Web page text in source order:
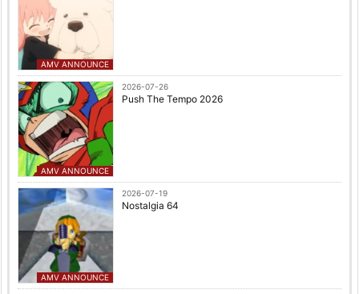
AMV ANNOUNCE
AMV ANNOUNCE
2026-07-26
Push The Tempo 2026
AMV ANNOUNCE
2026-07-19
Nostalgia 64